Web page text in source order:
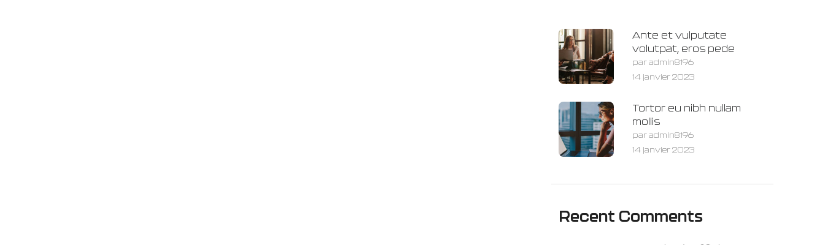
Ante et vulputate
volutpat, eros pede
par admin8196
14 janvier 2023
Tortor eu nibh nullam
mollis
par admin8196
14 janvier 2023
Recent Comments